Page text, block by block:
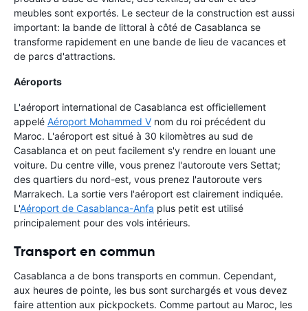
meubles sont exportés. Le secteur de la construction est aussi
important: la bande de littoral à côté de Casablanca se
transforme rapidement en une bande de lieu de vacances et
de parcs d'attractions.
Aéroports
L'aéroport international de Casablanca est officiellement
appelé Aéroport Mohammed V nom du roi précédent du
Maroc. L'aéroport est situé à 30 kilomètres au sud de
Casablanca et on peut facilement s'y rendre en louant une
voiture. Du centre ville, vous prenez l'autoroute vers Settat;
des quartiers du nord-est, vous prenez l'autoroute vers
Marrakech. La sortie vers l'aéroport est clairement indiquée.
L'Aéroport de Casablanca-Anfa plus petit est utilisé
principalement pour des vols intérieurs.
Transport en commun
Casablanca a de bons transports en commun. Cependant,
aux heures de pointe, les bus sont surchargés et vous devez
faire attention aux pickpockets. Comme partout au Maroc, les